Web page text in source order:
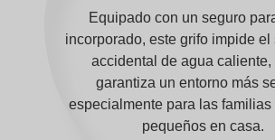
Equipado con un seguro
incorporado, este grifo impide el
accidental de agua caliente,
garantiza un entorno más
especialmente para las familias
pequeños en casa.